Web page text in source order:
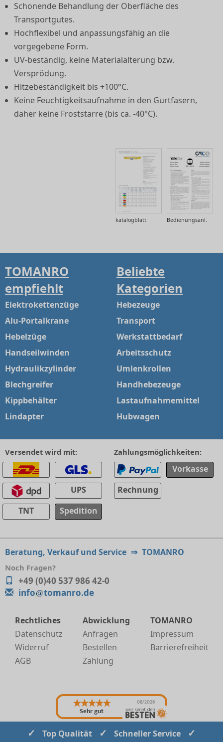
Schonende Behandlung der Oberfläche des
Transportgutes.
Hochflexibel und anpassungsfähig an die
vorgegebene Form.
UV-beständig, keine Materialalterung bzw.
Versprödung.
Hitzebeständigkeit bis +100°C.
Keine Feuchtigkeitsaufnahme in den Gurtfasern,
daher keine Froststarre (bis ca. -40°C).
Bedienungsanl.
katalogblatt
TOMANRO
empfiehlt
Elektrokettenzüge
Alu-Portalkrane
Hebelzüge
Handseilwinden
Hydraulikzylinder
Blechgreifer
Kippbehälter
Lindapter
Beliebte
Kategorien
Hebezeuge
Transport
Werkstattbedarf
Arbeitsschutz
Umlenkrollen
Handhebezeuge
Lastaufnahmemittel
Hubwagen
Versendet wird mit:
UPS
TNT
Spedition
Zahlungsmöglichkeiten:
Vorkasse
Rechnung
Beratung, Verkauf und Service ⇒ TOMANRO
Noch Fragen?
+49 (0)40 537 986 42-0
info
tomanro.de
Rechtliches
Datenschutz
Widerruf
AGB
Abwicklung
Anfragen
Bestellen
Zahlung
TOMANRO
Impressum
Barrierefreiheit
Sehr gut
08/2026
✓ Top Qualität ✓ Schneller Service ✓